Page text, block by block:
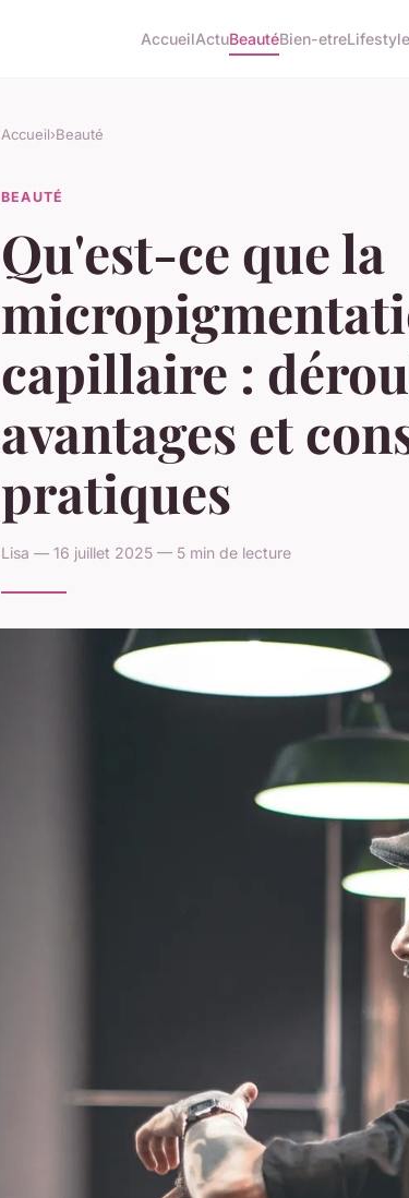
AccueilActuBeautéBien-etreLifestyle
Accueil›Beauté
BEAUTÉ
Qu'est-ce que la
capillaire :
avantages et
pratiques
Lisa — 16 juillet 2025 — 5 min de lecture